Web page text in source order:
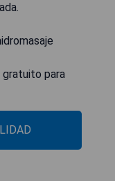
para